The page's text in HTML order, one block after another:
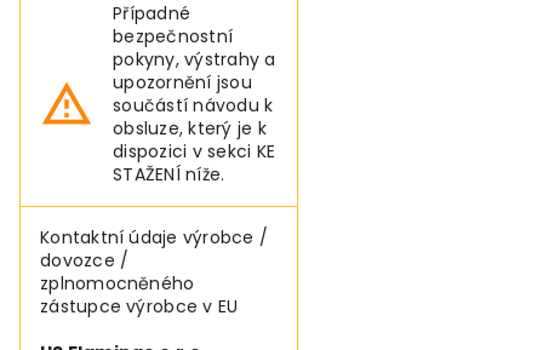
Případné
bezpečnostní
pokyny, výstrahy a
upozornění jsou
součástí návodu k
obsluze, který je k
dispozici v sekci KE
STAŽENÍ níže.
Kontaktní údaje výrobce /
dovozce /
zplnomocněného
zástupce výrobce v EU